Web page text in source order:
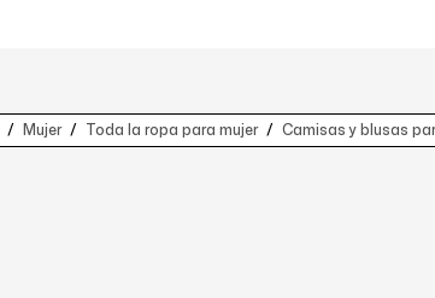
Mujer Toda la ropa para mujer Camisas y blusas